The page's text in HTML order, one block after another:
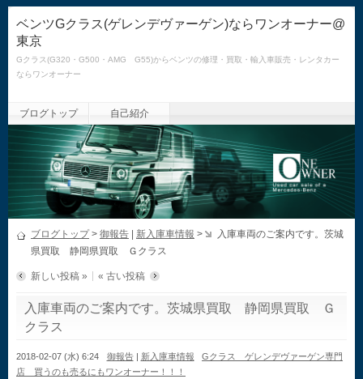
ベンツGクラス(ゲレンデヴァーゲン)ならワンオーナー@
東京
Gクラス(G320・G500・AMG G55)からベンツの修理・買取・輸入車販売・レンタカー
ならワンオーナー
ブログトップ 自己紹介
ブログトップ> 御報告 新入庫車情報 >
入庫車両のご案内です。茨城
県買取 静岡県買取 Ｇクラス
新しい投稿 » « 古い投稿
入庫車両のご案内です。茨城県買取 静岡県買取 Ｇ
クラス
2018-02-07 (水) 6:24 御報告| 新入庫車情報
Gクラス ゲレンデヴァーゲン専門
店 買うのも売るにもワンオーナー！！！